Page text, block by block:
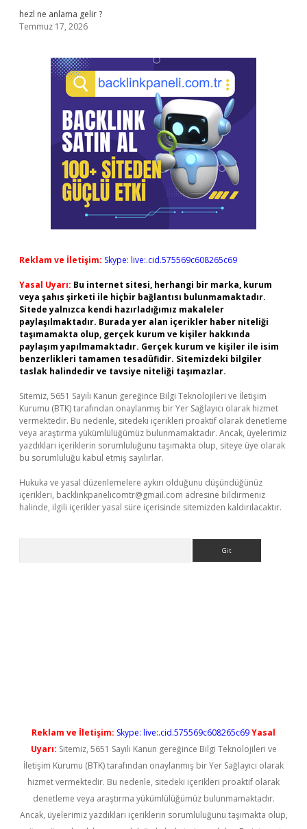
hezl ne anlama gelir ?
Temmuz 17, 2026
Reklam ve İletişim: Skype: live:.cid.575569c608265c69
Yasal Uyarı: Bu internet sitesi, herhangi bir marka, kurum
veya şahıs şirketi ile hiçbir bağlantısı bulunmamaktadır.
Sitede yalnızca kendi hazırladığımız makaleler
paylaşılmaktadır. Burada yer alan içerikler haber niteliği
taşımamakta olup, gerçek kurum ve kişiler hakkında
paylaşım yapılmamaktadır. Gerçek kurum ve kişiler ile isim
benzerlikleri tamamen tesadüfidir. Sitemizdeki bilgiler
taslak halindedir ve tavsiye niteliği taşımazlar.
Sitemiz, 5651 Sayılı Kanun gereğince Bilgi Teknolojileri ve İletişim
Kurumu (BTK) tarafından onaylanmış bir Yer Sağlayıcı olarak hizmet
vermektedir. Bu nedenle, sitedeki içerikleri proaktif olarak denetleme
veya araştırma yükümlülüğümüz bulunmamaktadır. Ancak, üyelerimiz
yazdıkları içeriklerin sorumluluğunu taşımakta olup, siteye üye olarak
bu sorumluluğu kabul etmiş sayılırlar.
Hukuka ve yasal düzenlemelere aykırı olduğunu düşündüğünüz
içerikleri, backlinkpanelicomtr@gmail.com adresine bildirmeniz
halinde, ilgili içerikler yasal süre içerisinde sitemizden kaldırılacaktır.
Reklam ve İletişim: Skype: live:.cid.575569c608265c69Yasal
Uyarı: Sitemiz, 5651 Sayılı Kanun gereğince Bilgi Teknolojileri ve
İletişim Kurumu (BTK) tarafından onaylanmış bir Yer Sağlayıcı olarak
hizmet vermektedir. Bu nedenle, sitedeki içerikleri proaktif olarak
denetleme veya araştırma yükümlülüğümüz bulunmamaktadır.
Ancak, üyelerimiz yazdıkları içeriklerin sorumluluğunu taşımakta olup,